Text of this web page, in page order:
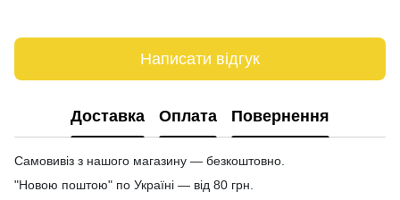
Написати відгук
Доставка Оплата Повернення
Самовивіз з нашого магазину — безкоштовно.
"Новою поштою" по Україні — від 80 грн.